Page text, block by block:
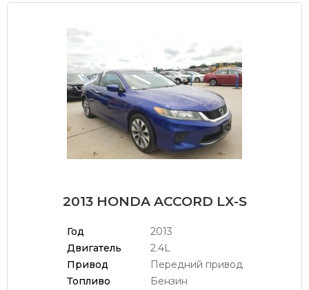
2013 HONDA ACCORD LX-S
Год
2013
Двигатель
2.4L
Привод
Передний привод
Топливо
Бензин